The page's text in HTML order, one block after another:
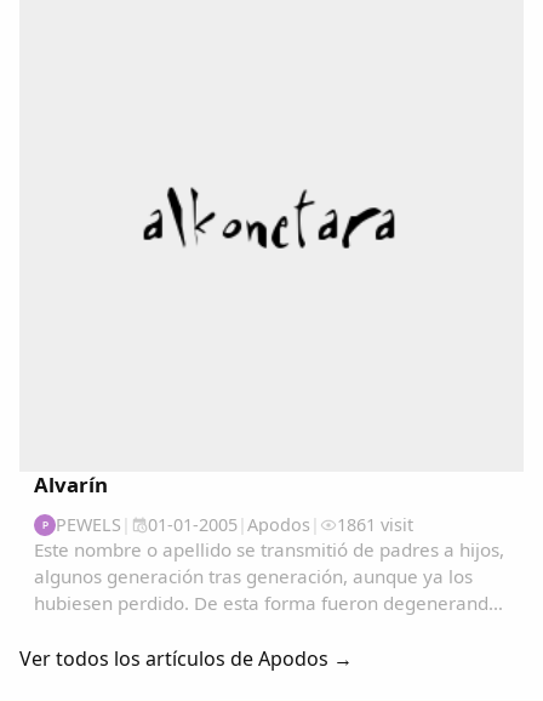
Alvarín
P PEWELS | 01-01-2005| Apodos | 1861 visit
Este nombre o apellido se transmitió de padres a hijos,
algunos generación tras generación, aunque ya los
hubiesen perdido. De esta forma fueron degenerando
Ver todos los artículos de Apodos →